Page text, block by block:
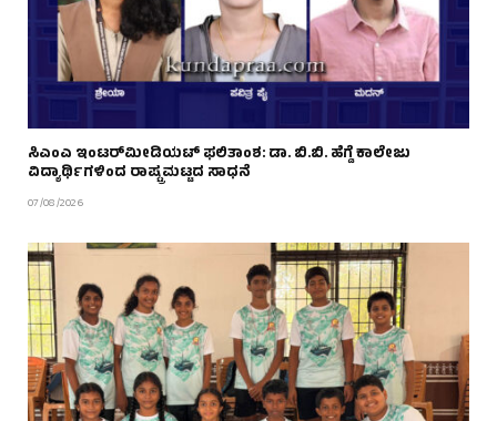
ಸಿಎಂಎ ಇಂಟರ್‌ಮೀಡಿಯಟ್ ಫಲಿತಾಂಶ: ಡಾ. ಬಿ.ಬಿ. ಹೆಗ್ಡೆ ಕಾಲೇಜು
ವಿದ್ಯಾರ್ಥಿಗಳಿಂದ ರಾಷ್ಟ್ರಮಟ್ಟದ ಸಾಧನೆ
07/08/2026